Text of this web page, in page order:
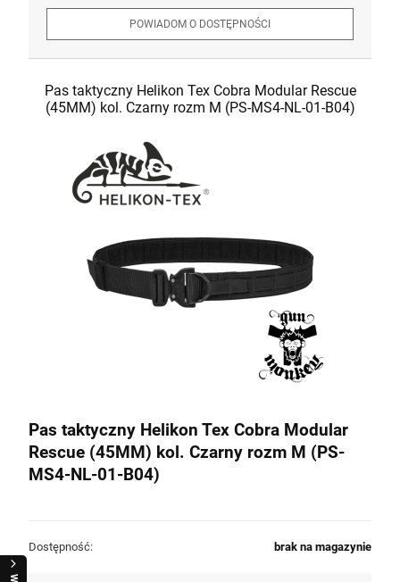
POWIADOM O DOSTĘPNOŚCI
Pas taktyczny Helikon Tex Cobra Modular Rescue
(45MM) kol. Czarny rozm M (PS-MS4-NL-01-B04)
Pas taktyczny Helikon Tex Cobra Modular
Rescue (45MM) kol. Czarny rozm M (PS-
MS4-NL-01-B04)
Dostępność: brak na magazynie